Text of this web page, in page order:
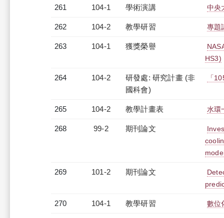
261 104-1 學術演講 中央
262 104-2 教學研習 專題
263 104-1 獲獎榮譽
HS3)
264 104-2
研發處: 研究計畫 (非
國科會)
「
265 104-2 教學計畫表 水環
268 99-2 期刊論文
269 101-2 期刊論文
270 104-1 教學研習 數位